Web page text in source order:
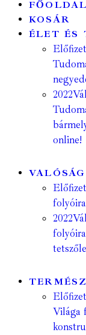
FŐOLDAL
KOSÁR
ÉLET ÉS
2022
online!
VALÓSÁG
2022
Világa